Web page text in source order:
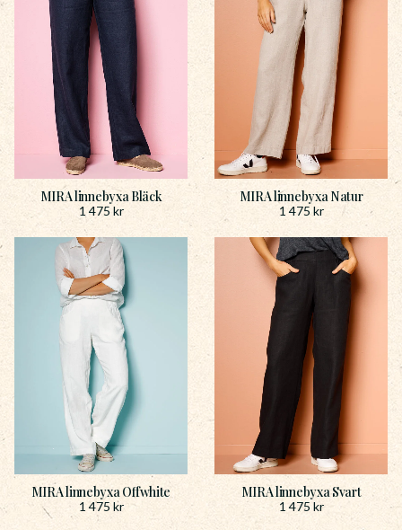
MIRA linnebyxa Bläck
1 475 kr
MIRA linnebyxa Natur
1 475 kr
MIRA linnebyxa Offwhite
1 475 kr
MIRA linnebyxa Svart
1 475 kr